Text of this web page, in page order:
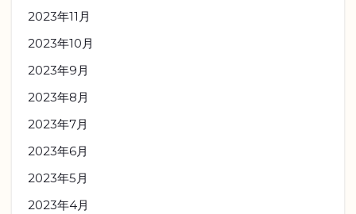
2023年11月
2023年10月
2023年9月
2023年8月
2023年7月
2023年6月
2023年5月
2023年4月